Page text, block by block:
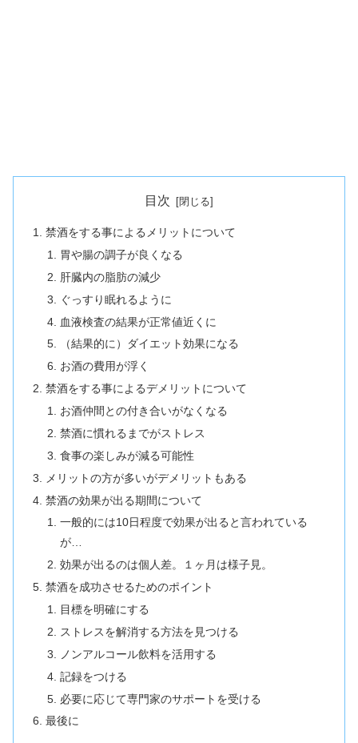
目次
禁酒をする事によるメリットについて
胃や腸の調子が良くなる
肝臓内の脂肪の減少
ぐっすり眠れるように
血液検査の結果が正常値近くに
（結果的に）ダイエット効果になる
お酒の費用が浮く
禁酒をする事によるデメリットについて
お酒仲間との付き合いがなくなる
禁酒に慣れるまでがストレス
食事の楽しみが減る可能性
メリットの方が多いがデメリットもある
禁酒の効果が出る期間について
一般的には10日程度で効果が出ると言われている
が…
効果が出るのは個人差。１ヶ月は様子見。
禁酒を成功させるためのポイント
目標を明確にする
ストレスを解消する方法を見つける
ノンアルコール飲料を活用する
記録をつける
必要に応じて専門家のサポートを受ける
最後に